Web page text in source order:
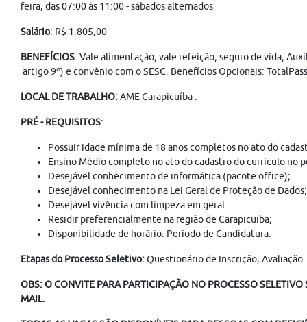
feira, das 07:00 às 11:00 - sábados alternados
Salário: R$ 1.805,00
BENEFÍCIOS: Vale alimentação; vale refeição; seguro de vida;
artigo 9º) e convênio com o SESC. Benefícios Opcionais:
LOCAL DE TRABALHO:AME Carapicuíba .
PRÉ - REQUISITOS:
Possuir idade mínima de 18 anos completos no ato do
Ensino Médio completo no ato do cadastro do currículo no
Desejável conhecimento de informática (pacote office);
Desejável conhecimento na Lei Geral de Proteção de Dados;
Desejável vivência com limpeza em geral
Residir preferencialmente na região de Carapicuíba;
Disponibilidade de horário. Período de Candidatura:
Etapas do Processo Seletivo:Questionário de Inscrição,
OBS: O CONVITE PARA PARTICIPAÇÃO NO PROCESSO SELETIVO
MAIL.